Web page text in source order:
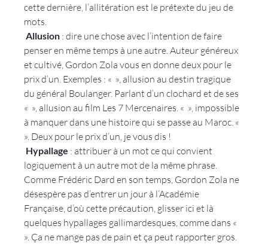
cette dernière, l’allitération est le prétexte du jeu de
mots.
Allusion : dire une chose avec l’intention de faire
penser en même temps à une autre . Auteur généreux
et cultivé, Gordon Zola vous en donne deux pour le
prix d’un. Exemples : « », allusion au destin tragique
du général Boulanger. Parlant d’un clochard et de ses
« », allusion au film Les 7 Mercenaires. « », impossible
à manquer dans une histoire qui se passe au Maroc. «
». Deux pour le prix d’un, je vous dis !
Hypallage : attribuer à un mot ce qui convient
logiquement à un autre mot de la même phrase
Comme Frédéric Dard en son temps, Gordon Zola ne
désespère pas d’entrer un jour à l’Académie
Française, d’où cette précaution, glisser ici et là
quelques hypallages gallimardesques, comme dans «
». Ça ne mange pas de pain et ça peut rapporter gros.